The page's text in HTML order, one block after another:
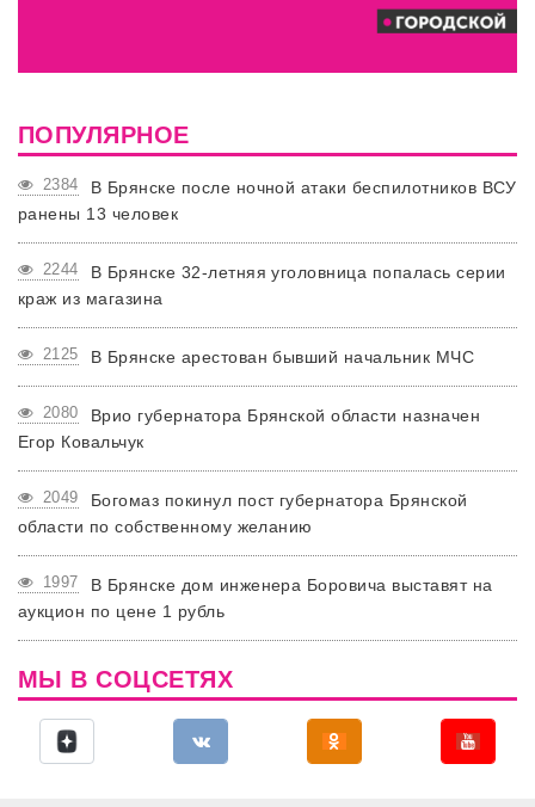
ПОПУЛЯРНОЕ
2384
В Брянске после ночной атаки беспилотников ВСУ
ранены 13 человек
2244
В Брянске 32-летняя уголовница попалась серии
краж из магазина
2125 В Брянске арестован бывший начальник МЧС
2080
Врио губернатора Брянской области назначен
Егор Ковальчук
2049
Богомаз покинул пост губернатора Брянской
области по собственному желанию
1997
В Брянске дом инженера Боровича выставят на
аукцион по цене 1 рубль
МЫ В СОЦСЕТЯХ